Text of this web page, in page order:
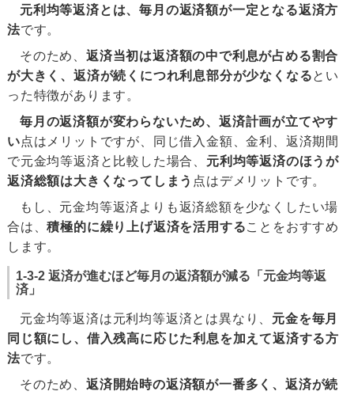
元利均等返済とは、毎月の返済額が一定となる返済方
法です。
そのため、 返済当初は返済額の中で利息が占める割合
が大きく、返済が続くにつれ利息部分が少なくなるとい
った特徴があります。
毎月の返済額が変わらないため、返済計画が立てやす
い点はメリットですが、同じ借入金額、金利、返済期間
で元金均等返済と比較した場合、 元利均等返済のほうが
返済総額は大きくなってしまう 点はデメリットです。
もし、元金均等返済よりも返済総額を少なくしたい場
合は、積極的に繰り上げ返済を活用することをおすすめ
します。
1-3-2 返済が進むほど毎月の返済額が減る「元金均等返
済」
元金均等返済は元利均等返済とは異なり、 元金を毎月
同じ額にし、借入残高に応じた利息を加えて返済する方
法です。
そのため、 返済開始時の返済額が一番多く、返済が続